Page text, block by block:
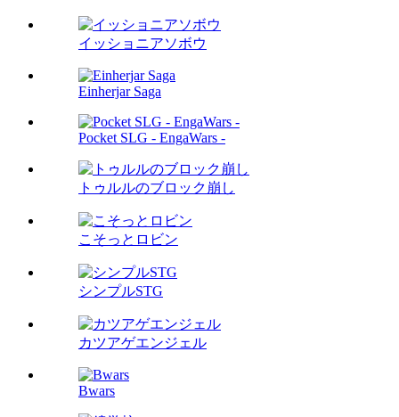
イッショニアソボウ
Einherjar Saga
Pocket SLG - EngaWars -
トゥルルのブロック崩し
こそっとロビン
シンプルSTG
カツアゲエンジェル
Bwars